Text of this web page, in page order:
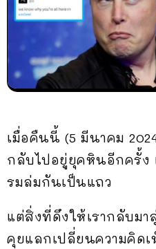
เมื่อคืนนี้ (5 มีนาคม
กลับไปอยู่ยุคหินอีกครั้ง
รมล่มกันเป็นแถว
แต่สิ่งที่ดึงให้เรากลับม
คุยแลกเปลี่ยนความคิด